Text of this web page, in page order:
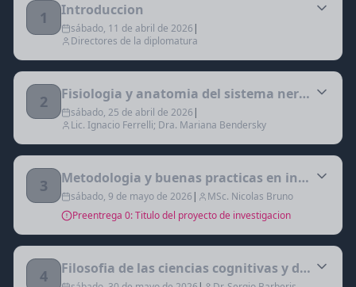
1 Introduccion
sábado, 11 de abril de 2026 |
Directores de la diplomatura
2 Fisiologia y anatomia del sistema nervioso
sábado, 25 de abril de 2026 |
Lic. Ignacio Ferrelli; Dra. Mariana Bendersky
3 Metodologia y buenas practicas en
sábado, 9 de mayo de 2026 |
MSc. Nicolas Bruno
Preentrega 0: Titulo del proyecto de investigacion
4 Filosofia de las ciencias cognitivas y de la